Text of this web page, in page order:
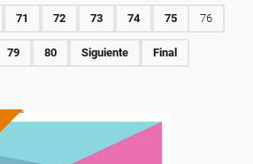
71 72 73 74 75 76
79 80 Siguiente Final